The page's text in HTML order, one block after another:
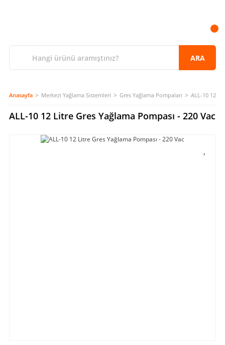
ARA
Anasayfa Merkezi Yağlama Sistemleri Gres Yağlama Pompaları ALL-10 12
ALL-10 12 Litre Gres Yağlama Pompası - 220 Vac